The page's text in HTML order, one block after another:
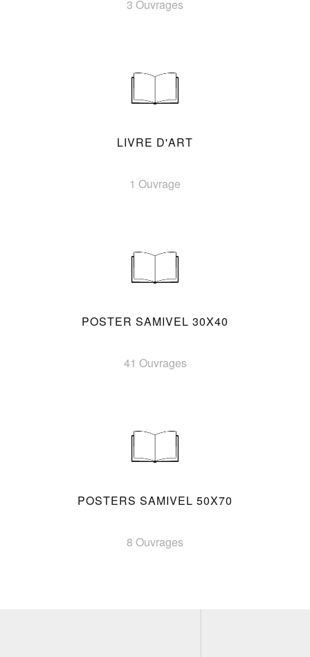
3 Ouvrages
LIVRE D'ART
1 Ouvrage
POSTER SAMIVEL 30X40
41 Ouvrages
POSTERS SAMIVEL 50X70
8 Ouvrages